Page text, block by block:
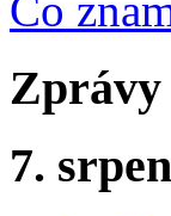
Zprávy
7.